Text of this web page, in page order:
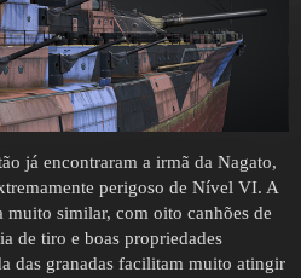
já encontraram a irmã da Nagato,
perigoso de Nível VI. A
similar, com oito canhões de
de tiro e boas propriedades
das granadas facilitam muito atingir